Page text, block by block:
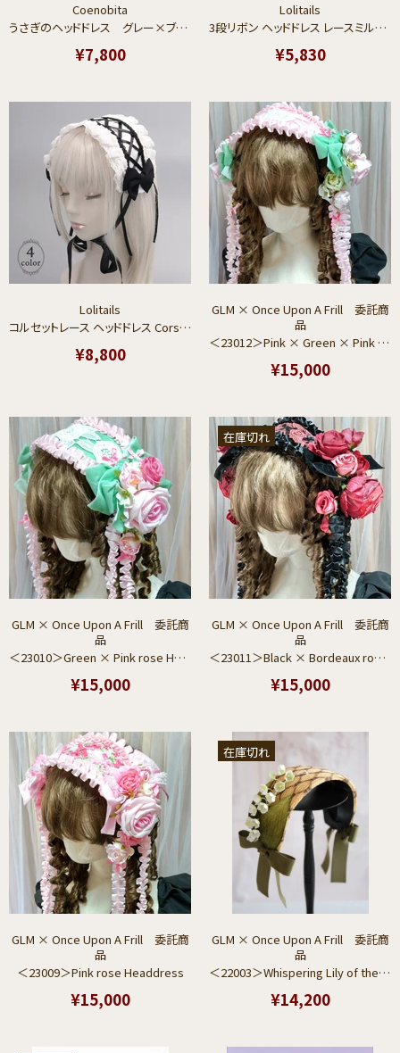
Coenobita
うさぎのヘッドドレス グレー×ブラックストライプ
¥7,800
Lolitails
3段リボン ヘッドドレス レースミルフィーユリボン Sweet Pearl Ribbon Lolitails+
¥5,830
Lolitails
コルセットレース ヘッドドレス Corset Lace Lolitails+
¥8,800
GLM × Once Upon A Frill 委託商
品
＜23012＞Pink × Green × Pink rose Headdress
¥15,000
GLM × Once Upon A Frill 委託商
品
＜23010＞Green × Pink rose Headdress
¥15,000
在庫切れ
GLM × Once Upon A Frill 委託商
品
＜23011＞Black × Bordeaux rose Headdress
¥15,000
GLM × Once Upon A Frill 委託商
品
＜23009＞Pink rose Headdress
¥15,000
在庫切れ
GLM × Once Upon A Frill 委託商
品
＜22003＞Whispering Lily of the Valley
¥14,200